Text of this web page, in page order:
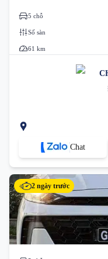
5 chỗ
Số sàn
61 km
Chat
2 ngày trước